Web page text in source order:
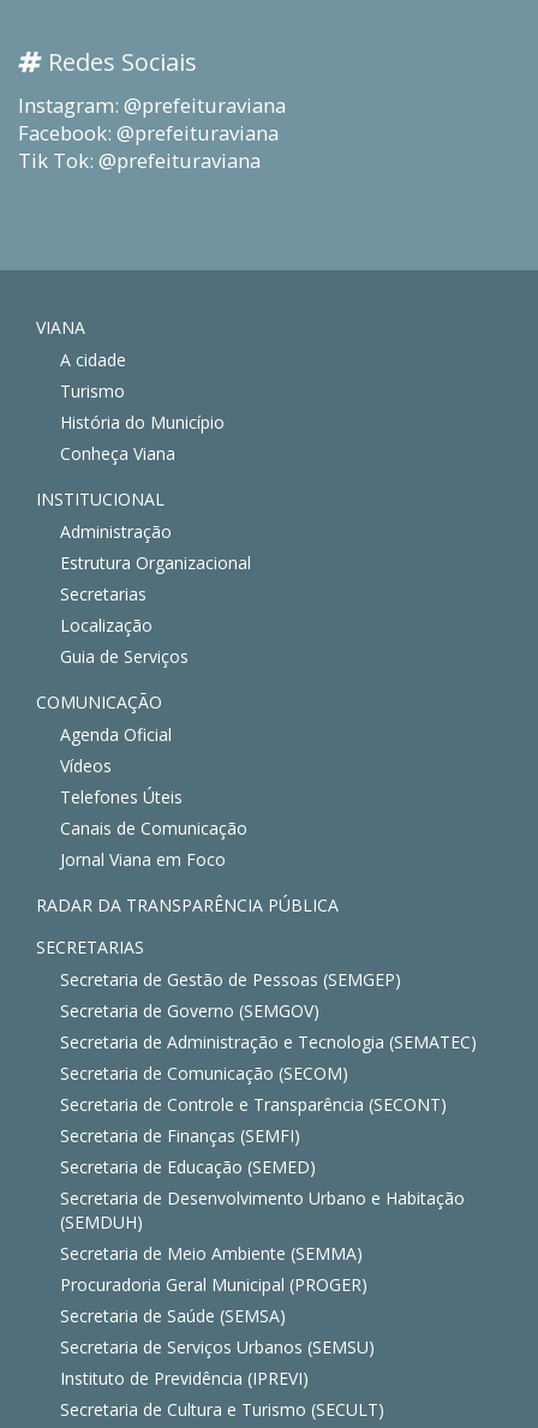
Redes Sociais
Instagram: @prefeituraviana
Facebook: @prefeituraviana
Tik Tok: @prefeituraviana
VIANA
A cidade
Turismo
História do Município
Conheça Viana
INSTITUCIONAL
Administração
Estrutura Organizacional
Secretarias
Localização
Guia de Serviços
COMUNICAÇÃO
Agenda Oficial
Vídeos
Telefones Úteis
Canais de Comunicação
Jornal Viana em Foco
RADAR DA TRANSPARÊNCIA PÚBLICA
SECRETARIAS
Secretaria de Gestão de Pessoas (SEMGEP)
Secretaria de Governo (SEMGOV)
Secretaria de Administração e Tecnologia (SEMATEC)
Secretaria de Comunicação (SECOM)
Secretaria de Controle e Transparência (SECONT)
Secretaria de Finanças (SEMFI)
Secretaria de Educação (SEMED)
Secretaria de Desenvolvimento Urbano e Habitação
(SEMDUH)
Secretaria de Meio Ambiente (SEMMA)
Procuradoria Geral Municipal (PROGER)
Secretaria de Saúde (SEMSA)
Secretaria de Serviços Urbanos (SEMSU)
Instituto de Previdência (IPREVI)
Secretaria de Cultura e Turismo (SECULT)